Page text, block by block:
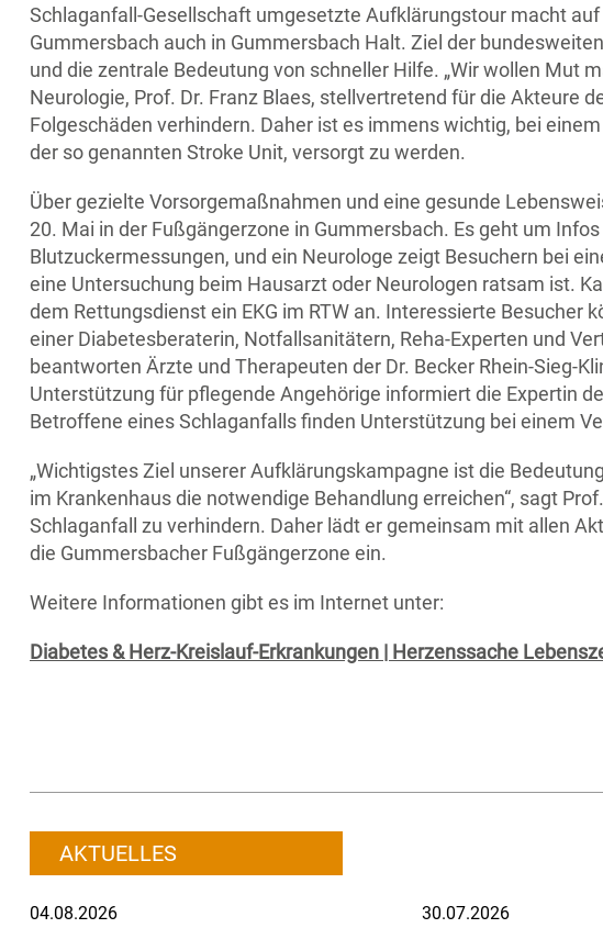
Schlaganfall-Gesellschaft umgesetzte Aufklärungstour macht
Gummersbach auch in Gummersbach Halt. Ziel der
und die zentrale Bedeutung von schneller Hilfe. „Wir wollen Mut
Neurologie, Prof. Dr. Franz Blaes, stellvertretend für die Akteure
Folgeschäden verhindern. Daher ist es immens wichtig, bei
der so genannten Stroke Unit, versorgt zu werden.
Über gezielte Vorsorgemaßnahmen und eine gesunde
20. Mai in der Fußgängerzone in Gummersbach. Es geht um
Blutzuckermessungen, und ein Neurologe zeigt Besuchern bei
eine Untersuchung beim Hausarzt oder Neurologen ratsam ist.
dem Rettungsdienst ein EKG im RTW an. Interessierte Besucher
einer Diabetesberaterin, Notfallsanitätern, Reha-Experten und
beantworten Ärzte und Therapeuten der Dr. Becker Rhein-Sieg-
Unterstützung für pflegende Angehörige informiert die Expertin
Betroffene eines Schlaganfalls finden Unterstützung bei einem
„Wichtigstes Ziel unserer Aufklärungskampagne ist die
im Krankenhaus die notwendige Behandlung erreichen“, sagt
Schlaganfall zu verhindern. Daher lädt er gemeinsam mit allen
die Gummersbacher Fußgängerzone ein.
Weitere Informationen gibt es im Internet unter:
Diabetes & Herz-Kreislauf-Erkrankungen | Herzenssache
AKTUELLES
04.08.2026 30.07.2026